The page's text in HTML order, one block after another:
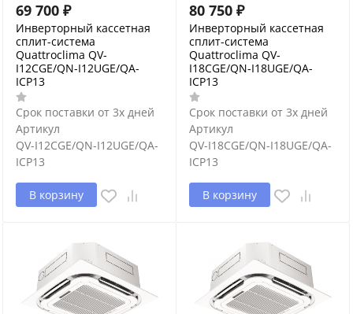
69 700 ₽
Инверторный кассетная
сплит-система
Quattroclima QV-
I12CGE/QN-I12UGE/QA-
ICP13
Срок поставки от 3х дней
Артикул
QV-I12CGE/QN-I12UGE/QA-
ICP13
В корзину
80 750 ₽
Инверторный кассетная
сплит-система
Quattroclima QV-
I18CGE/QN-I18UGE/QA-
ICP13
Срок поставки от 3х дней
Артикул
QV-I18CGE/QN-I18UGE/QA-
ICP13
В корзину